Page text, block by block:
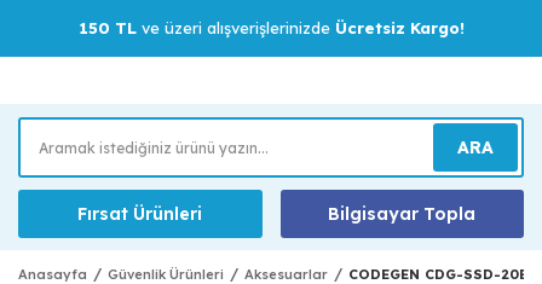
150 TLve üzeri alışverişlerinizde Ücretsiz Kargo!
ARA
Fırsat Ürünleri Bilgisayar Topla
Anasayfa Güvenlik Ürünleri Aksesuarlar CODEGEN CDG-SSD-